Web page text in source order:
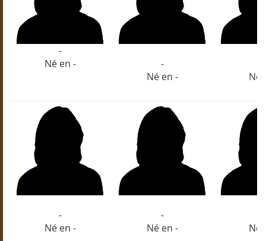
-
Né en -
-
Né en -
Né
-
Né en -
-
Né en -
Né